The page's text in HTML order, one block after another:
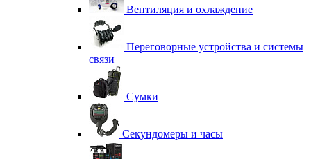
Вентиляция и охлаждение
Переговорные устройства и системы
связи
Сумки
Секундомеры и часы